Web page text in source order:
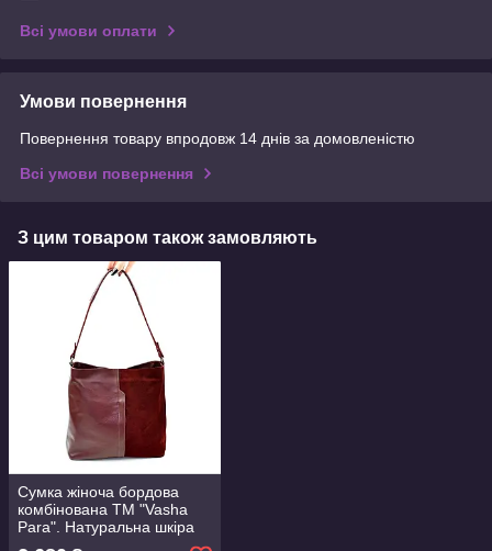
Всі умови оплати
Умови повернення
Повернення товару впродовж 14 днів за домовленістю
Всі умови повернення
З цим товаром також замовляють
Сумка жіноча бордова
комбінована ТМ "Vasha
Para". Натуральна шкіра